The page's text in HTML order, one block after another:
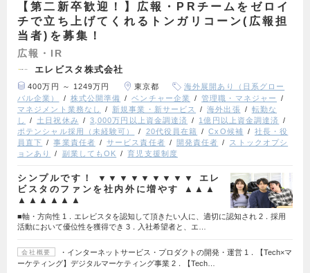
【第二新卒歓迎！】広報・PRチームをゼロイ
チで立ち上げてくれるトンガリコーン(広報担
当者)を募集！
広報・IR
エレビスタ株式会社
400万円 ～ 1249万円 東京都
海外展開あり（日系グロー
バル企業）
株式公開準備 ベンチャー企業
管理職・マネジャー
マネジメント業務なし
新規事業・新サービス 海外出張
転勤な
し
土日祝休み 3,000万円以上資金調達済
1億円以上資金調達済
ポテンシャル採用（未経験可）
20代役員在籍 CxO候補
社長・役
員直下
事業責任者 サービス責任者 開発責任者
ストックオプシ
ョンあり
副業してもOK 育児支援制度
シンプルです！ ▼▼▼▼▼▼▼▼▼ エレ
ビスタのファンを社内外に増やす ▲▲▲
▲▲▲▲▲▲
■軸・方向性 1．エレビスタを認知して頂きたい人に、適切に認知され 2．採用
活動において優位性を獲得でき 3．入社希望者と、エ…
会社概要
・インターネットサービス・プロダクトの開発・運営 1．【Tech×マ
ーケティング】デジタルマーケティング事業 2．【Tech…